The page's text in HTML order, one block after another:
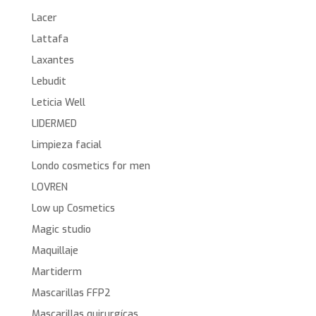
Lacer
Lattafa
Laxantes
Lebudit
Leticia Well
LIDERMED
Limpieza facial
Londo cosmetics for men
LOVREN
Low up Cosmetics
Magic studio
Maquillaje
Martiderm
Mascarillas FFP2